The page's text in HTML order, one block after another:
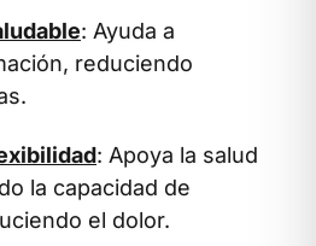
: Ayuda a
reduciendo
: Apoya la salud
la capacidad de
el dolor.